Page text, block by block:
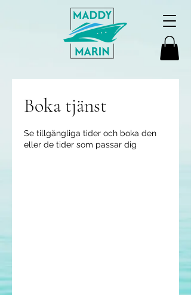
Boka tjänst
Se tillgängliga tider och boka den
eller de tider som passar dig